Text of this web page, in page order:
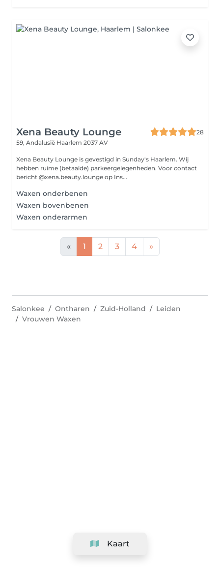
Xena Beauty Lounge
28
59, Andalusië Haarlem 2037 AV
Xena Beauty Lounge is gevestigd in Sunday's Haarlem. Wij
hebben ruime (betaalde) parkeergelegenheden. Voor contact
bericht @xena.beauty.lounge op Ins...
Waxen onderbenen
Waxen bovenbenen
Waxen onderarmen
« 1 2 3 4 »
Kaart
Salonkee Ontharen Zuid-Holland
Leiden
Vrouwen Waxen